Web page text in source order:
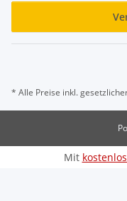
* Alle Preise inkl.
Mit